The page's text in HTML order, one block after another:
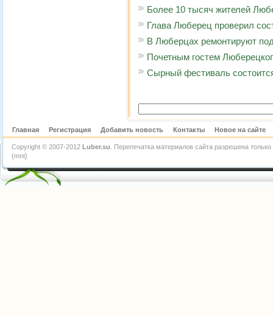
Более 10 тысяч жителей
Глава Люберец проверил
В Люберцах ремонтируют
Почетным гостем
Сырный фестиваль
Главная Регистрация Добавить новость Контакты Новое на сайте
Copyright © 2007-2012 Luber.su . Перепечатка материалов сайта разрешена
{mnt}